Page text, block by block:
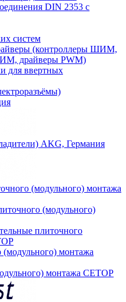
DIN 2353 с
систем
(контроллеры ШИМ,
драйверы PWM)
для ввертных
AKG, Германия
(модульного) монтажа
(модульного)
плиточного
(модульного) монтажа
монтажа CETOP